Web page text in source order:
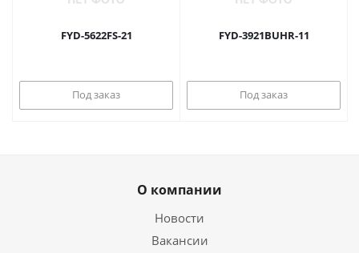
FYD-5622FS-21
Под заказ
FYD-3921BUHR-11
Под заказ
О компании
Новости
Вакансии